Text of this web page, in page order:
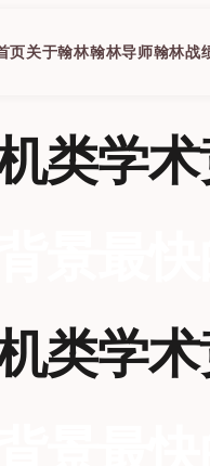
页关于翰林翰林导师翰林战
类学
类学